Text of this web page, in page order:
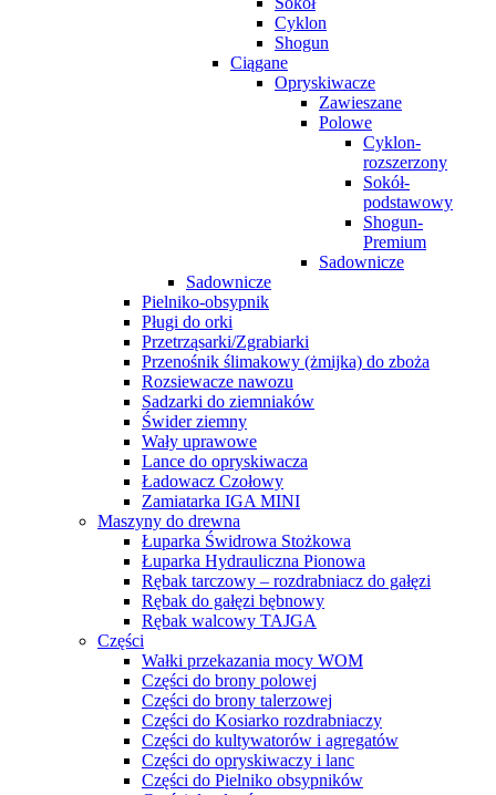
Cyklon
Shogun
Ciągane
Opryskiwacze
Zawieszane
Polowe
Cyklon-
rozszerzony
Sokół-
podstawowy
Shogun-
Premium
Sadownicze
Sadownicze
Pielniko-obsypnik
Pługi do orki
Przetrząsarki/Zgrabiarki
Przenośnik ślimakowy (żmijka) do zboża
Rozsiewacze nawozu
Sadzarki do ziemniaków
Świder ziemny
Wały uprawowe
Lance do opryskiwacza
Ładowacz Czołowy
Zamiatarka IGA MINI
Maszyny do drewna
Łuparka Świdrowa Stożkowa
Łuparka Hydrauliczna Pionowa
Rębak tarczowy – rozdrabniacz do gałęzi
Rębak do gałęzi bębnowy
Rębak walcowy TAJGA
Części
Wałki przekazania mocy WOM
Części do brony polowej
Części do brony talerzowej
Części do Kosiarko rozdrabniaczy
Części do kultywatorów i agregatów
Części do opryskiwaczy i lanc
Części do Pielniko obsypników